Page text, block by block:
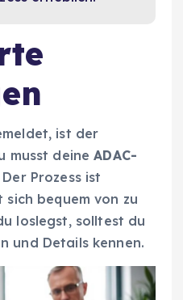
ist der
musst deineADAC-
Prozess ist
bequem von zu
loslegst, solltest du
und Details kennen.